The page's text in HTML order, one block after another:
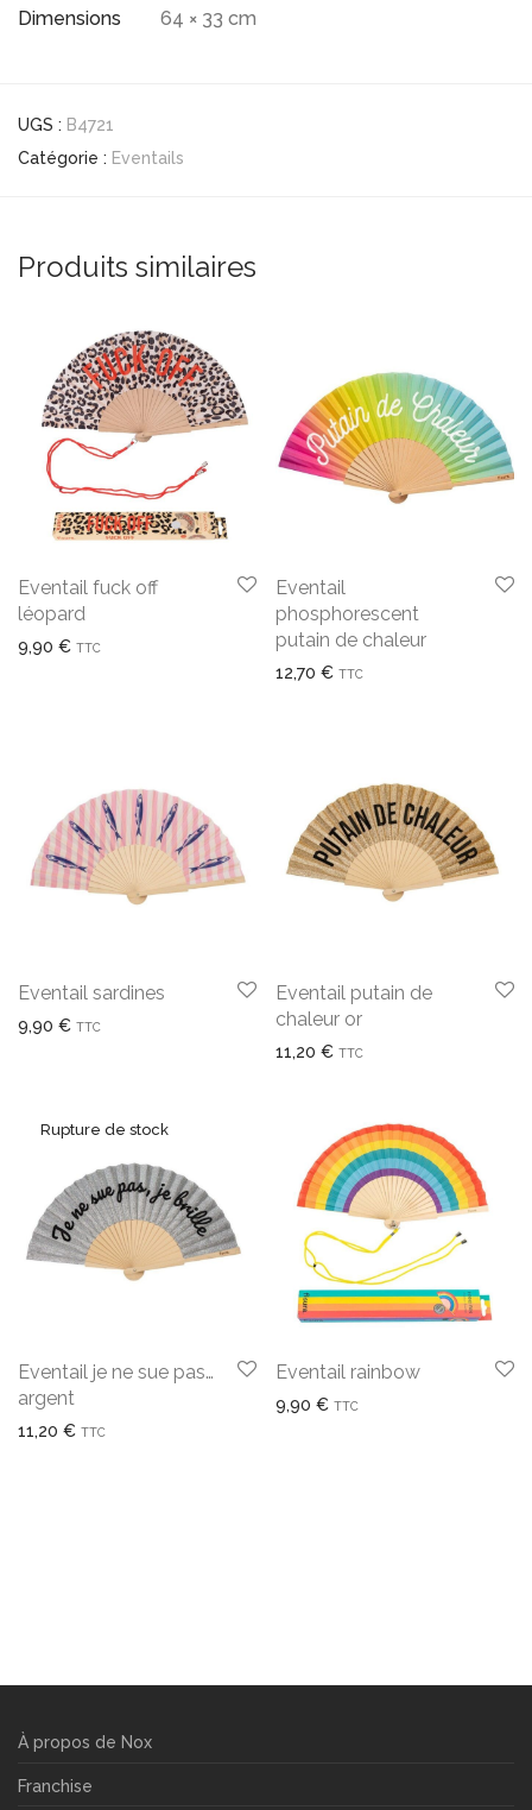
Dimensions 64 × 33 cm
UGS : B4721
Catégorie : Eventails
Produits similaires
Eventail fuck off
léopard
9,90 € TTC
Eventail
phosphorescent
putain de chaleur
12,70 € TTC
Eventail sardines
9,90 € TTC
Eventail putain de
chaleur or
11,20 € TTC
Eventail je ne sue pas…
argent
11,20 € TTC
Eventail rainbow
9,90 € TTC
À propos de Nox
Franchise